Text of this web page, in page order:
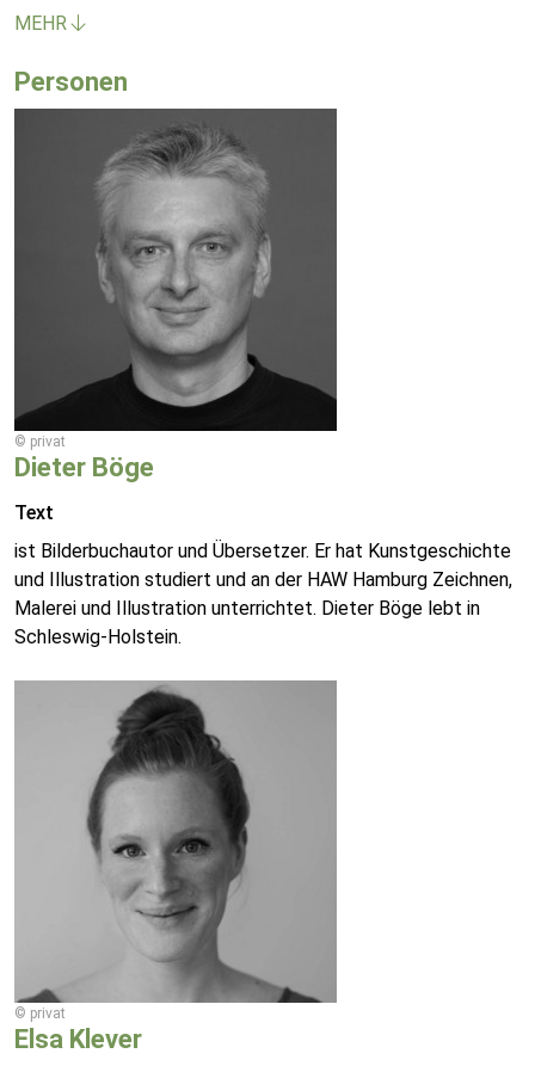
MEHR
Personen
© privat
Dieter Böge
Text
ist Bilderbuchautor und Übersetzer. Er hat Kunstgeschichte
und Illustration studiert und an der HAW Hamburg Zeichnen,
Malerei und Illustration unterrichtet. Dieter Böge lebt in
Schleswig-Holstein.
© privat
Elsa Klever